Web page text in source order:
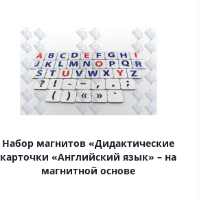
Набор магнитов «Дидактические
карточки «Английский язык» – на
магнитной основе